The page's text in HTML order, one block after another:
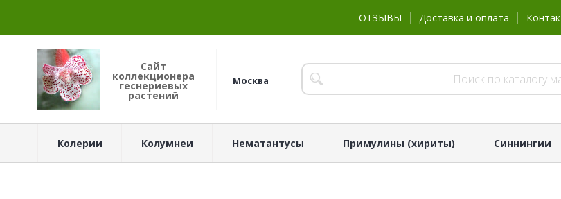
ОТЗЫВЫ Доставка и оплата
Сайт
коллекционера
геснериевых
растений
Москва
Колерии Колумнеи Нематантусы Примулины (хириты) Синнингии